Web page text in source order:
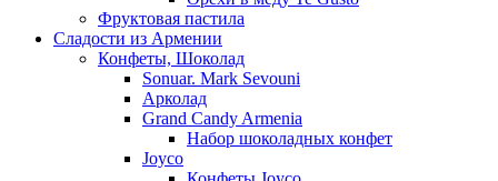
Фруктовая пастила
Сладости из Армении
Конфеты, Шоколад
Sonuar. Mark Sevouni
Арколад
Grand Candy Armenia
Набор шоколадных конфет
Joyco